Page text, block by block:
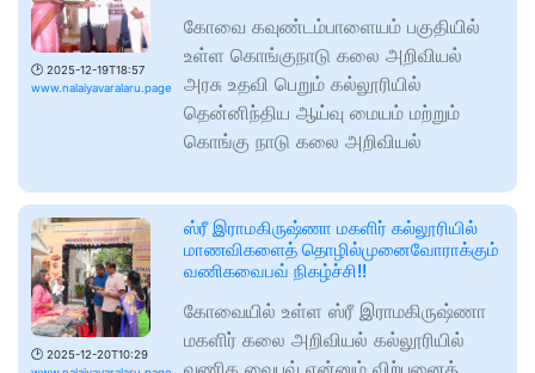
🕑 2025-12-19T18:57
www.nalaiyavaralaru.page
கோவை கவுண்டம்பாளையம் பகுதியில்
உள்ள கொங்குநாடு கலை அறிவியல்
அரசு உதவி பெறும் கல்லூரியில்
தென்னிந்திய ஆய்வு மையம் மற்றும்
கொங்கு நாடு கலை அறிவியல்
🕑 2025-12-20T10:29
ஸ்ரீ இராமகிருஷ்ணா மகளிர் கல்லூரியில்
மாணவிகளைத் தொழில்முனைவோராக்கும்
வணிகவைபவ் நிகழ்ச்சி!!
கோவையில் உள்ள ஸ்ரீ இராமகிருஷ்ணா
மகளிர் கலை அறிவியல் கல்லூரியில்